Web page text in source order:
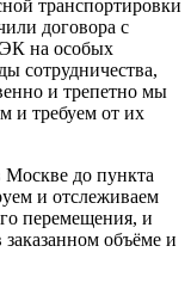
транспортировки
договора с
на особых
сотрудничества,
и трепетно мы
и требуем от их
Москве до пункта
и отслеживаем
перемещения, и
объёме и